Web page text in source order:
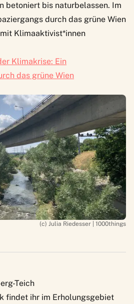
betoniert bis naturbelassen. Im
durch das grüne Wien
Klimaaktivist*innen
Klimakrise: Ein
das grüne Wien
(c) Julia Riedesser | 1000things
Teich
findet ihr im Erholungsgebiet